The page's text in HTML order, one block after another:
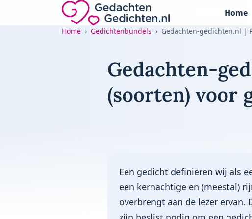
Direct naar de inhoud
Gedachten-Gedichten.nl — naar de homepage
Home
Home Gedichtenbundels Gedachten-gedichten.nl | Rijm
Gedachten-
(soorten) voor
Een gedicht definiëren wij als
een kernachtige en (meestal)
overbrengt aan de lezer